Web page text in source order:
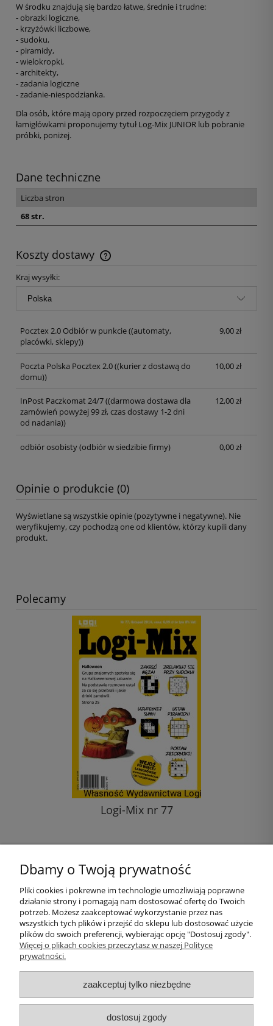
W środku znajdują się bardzo łatwe, średnie i trudne:
- obrazki logiczne,
- krzyżówki liczbowe,
- sudoku,
- piramidy,
- wielokropki,
- architekty,
- zadania logiczne
- zadanie-niespodzianka.
Dla osób, które mają opory przed rozpoczęciem przygody z
łamigłówkami proponujemy tytuł Log-Mix JUNIOR lub pobranie
próbki, poniżej.
Dane techniczne
Liczba stron
68 str.
Koszty dostawy
Kraj wysyłki:
Pocztex 2.0 Odbiór w punkcie((automaty,
placówki, sklepy))
9,00 zł
Poczta Polska Pocztex 2.0((kurier z dostawą do
domu))
10,00 zł
InPost Paczkomat 24/7((darmowa dostawa dla
zamówień powyżej 99 zł, czas dostawy 1-2 dni
od nadania))
12,00 zł
odbiór osobisty(odbiór w siedzibie firmy) 0,00 zł
Opinie o produkcie (0)
Wyświetlane są wszystkie opinie (pozytywne i negatywne). Nie
weryfikujemy, czy pochodzą one od klientów, którzy kupili dany
produkt.
Polecamy
Logi-Mix nr 77
do koszyka
Pomoc
Moje konto
Informacje
Dbamy o Twoją prywatność
Pliki cookies i pokrewne im technologie umożliwiają poprawne
działanie strony i pomagają nam dostosować ofertę do Twoich
potrzeb. Możesz zaakceptować wykorzystanie przez nas
wszystkich tych plików i przejść do sklepu lub dostosować użycie
plików do swoich preferencji, wybierając opcję "Dostosuj zgody".
Więcej o plikach cookies przeczytasz w naszej Polityce
prywatności.
zaakceptuj tylko niezbędne
dostosuj zgody